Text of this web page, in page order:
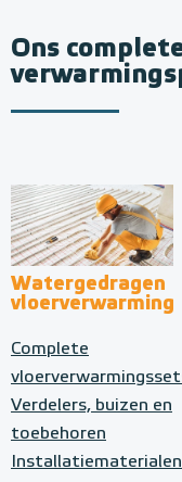
Ons
Watergedragen
vloerverwarming
Complete
Verdelers, buizen en
toebehoren
Installatiematerialen